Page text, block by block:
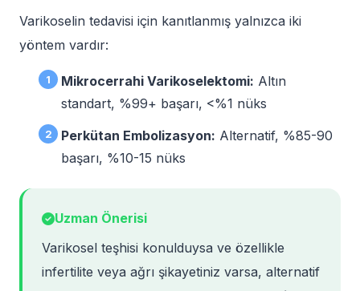
Varikoselin tedavisi için kanıtlanmış yalnızca iki
yöntem vardır:
Mikrocerrahi Varikoselektomi: Altın
standart, %99+ başarı, <%1 nüks
Perkütan Embolizasyon: Alternatif, %85-90
başarı, %10-15 nüks
Uzman Önerisi
Varikosel teşhisi konulduysa ve özellikle
infertilite veya ağrı şikayetiniz varsa, alternatif